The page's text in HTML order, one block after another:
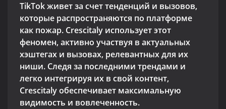
TikTok живет за счет тенденций и вызовов,
которые распространяются по платформе
как пожар. Crescitaly использует этот
феномен, активно участвуя в актуальных
хэштегах и вызовах, релевантных для их
ниши. Следя за последними трендами и
легко интегрируя их в свой контент,
Crescitaly обеспечивает максимальную
видимость и вовлеченность.